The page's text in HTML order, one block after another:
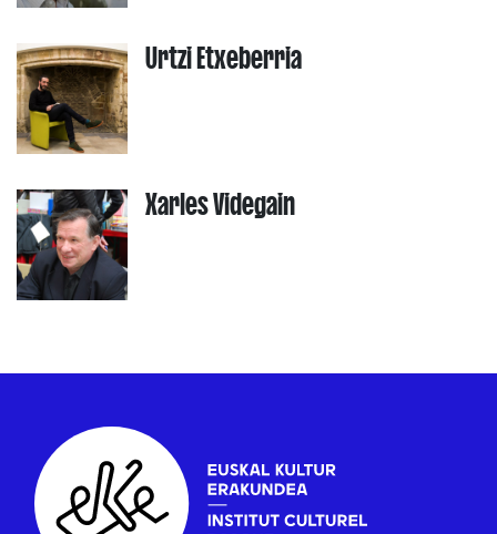
Urtzi Etxeberria
Xarles Videgain